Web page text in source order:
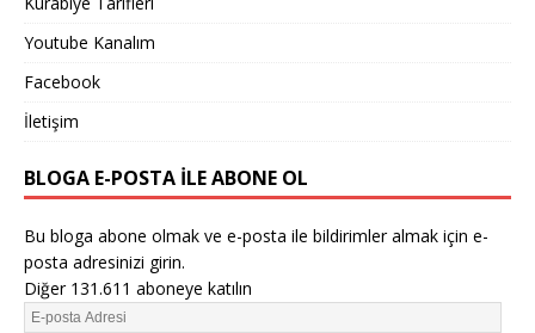
Youtube Kanalım
Facebook
İletişim
BLOGA E-POSTA ILE ABONE OL
Bu bloga abone olmak ve e-posta ile bildirimler almak için e-
posta adresinizi girin.
Diğer 131.611 aboneye katılın